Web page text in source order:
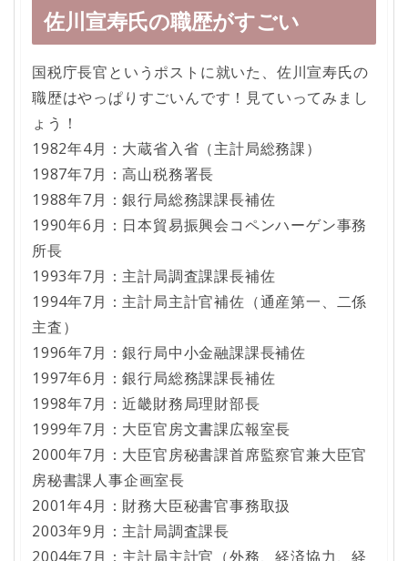
佐川宣寿氏の職歴がすごい
国税庁長官というポストに就いた、佐川宣寿氏の
職歴はやっぱりすごいんです！見ていってみまし
ょう！
1982年4月：大蔵省入省（主計局総務課）
1987年7月：高山税務署長
1988年7月：銀行局総務課課長補佐
1990年6月：日本貿易振興会コペンハーゲン事務
所長
1993年7月：主計局調査課課長補佐
1994年7月：主計局主計官補佐（通産第一、二係
主査）
1996年7月：銀行局中小金融課課長補佐
1997年6月：銀行局総務課課長補佐
1998年7月：近畿財務局理財部長
1999年7月：大臣官房文書課広報室長
2000年7月：大臣官房秘書課首席監察官兼大臣官
房秘書課人事企画室長
2001年4月：財務大臣秘書官事務取扱
2003年9月：主計局調査課長
2004年7月：主計局主計官（外務、経済協力、経